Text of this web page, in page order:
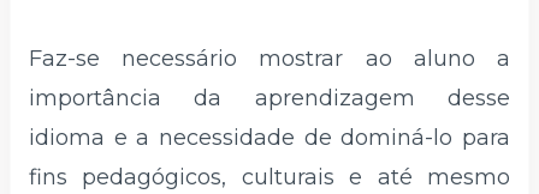
Faz-se necessário mostrar ao aluno a
importância da aprendizagem desse
idioma e a necessidade de dominá-lo para
fins pedagógicos, culturais e até mesmo